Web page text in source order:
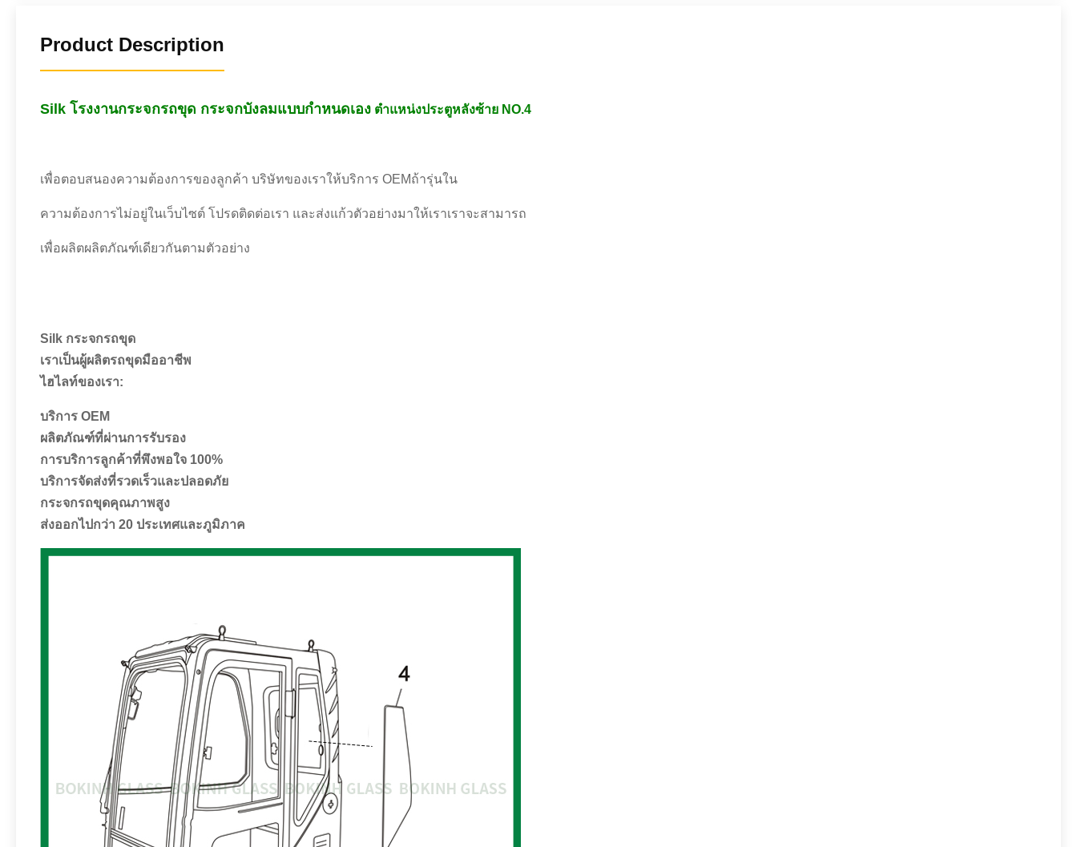
Product Description
Silk โรงงานกระจกรถขุด กระจกบังลมแบบกำหนดเอง ตำแหน่งประตูหลังซ้าย NO.4
เพื่อตอบสนองความต้องการของลูกค้า บริษัทของเราให้บริการ OEMถ้ารุ่นใน
ความต้องการไม่อยู่ในเว็บไซต์ โปรดติดต่อเรา และส่งแก้วตัวอย่างมาให้เราเราจะสามารถ
เพื่อผลิตผลิตภัณฑ์เดียวกันตามตัวอย่าง
Silk กระจกรถขุด
เราเป็นผู้ผลิตรถขุดมืออาชีพ
ไฮไลท์ของเรา:
บริการ OEM
ผลิตภัณฑ์ที่ผ่านการรับรอง
การบริการลูกค้าที่พึงพอใจ 100%
บริการจัดส่งที่รวดเร็วและปลอดภัย
กระจกรถขุดคุณภาพสูง
ส่งออกไปกว่า 20 ประเทศและภูมิภาค